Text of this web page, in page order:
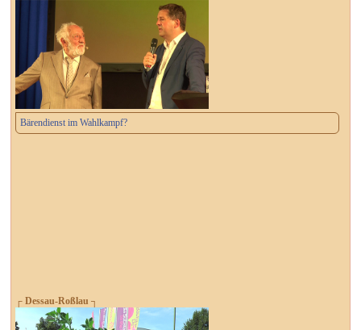
Bärendienst im Wahlkampf?
┌ Dessau-Roßlau ┐